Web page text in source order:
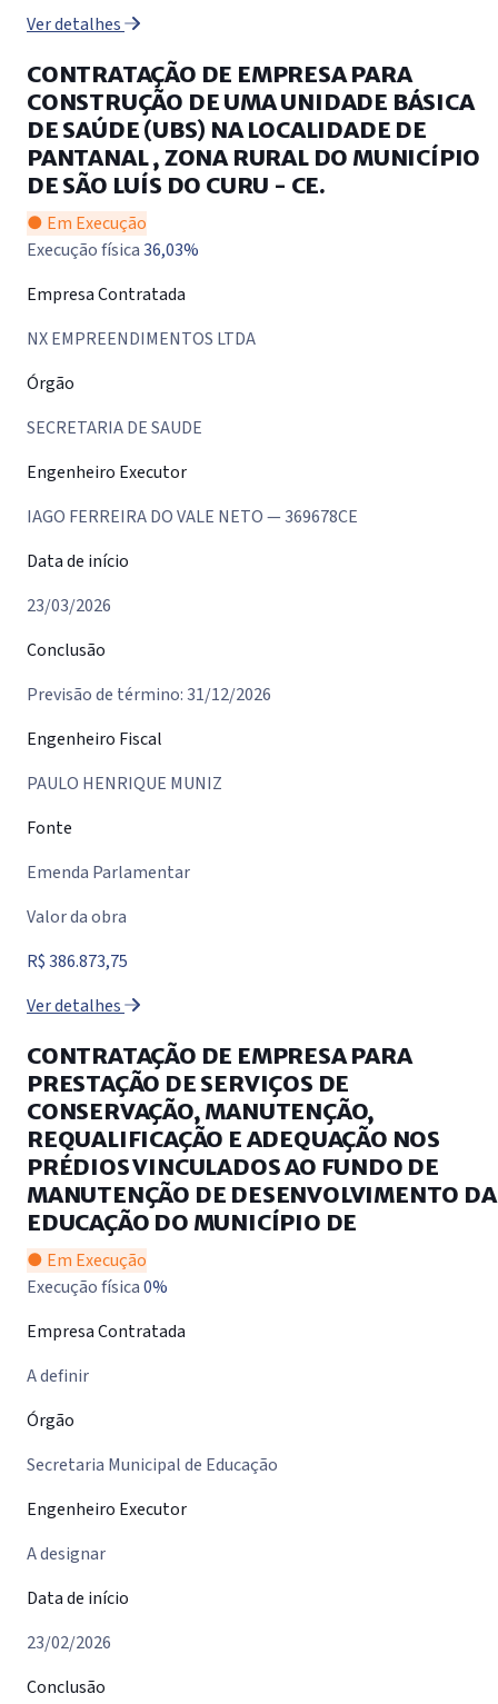
Ver detalhes
CONTRATAÇÃO DE EMPRESA PARA
CONSTRUÇÃO DE UMA UNIDADE BÁSICA
DE SAÚDE (UBS) NA LOCALIDADE DE
PANTANAL , ZONA RURAL DO MUNICÍPIO
DE SÃO LUÍS DO CURU - CE.
● Em Execução
Execução física36,03%
Empresa Contratada
NX EMPREENDIMENTOS LTDA
Órgão
SECRETARIA DE SAUDE
Engenheiro Executor
IAGO FERREIRA DO VALE NETO — 369678CE
Data de início
23/03/2026
Conclusão
Previsão de término: 31/12/2026
Engenheiro Fiscal
PAULO HENRIQUE MUNIZ
Fonte
Emenda Parlamentar
Valor da obra
R$ 386.873,75
Ver detalhes
CONTRATAÇÃO DE EMPRESA PARA
PRESTAÇÃO DE SERVIÇOS DE
CONSERVAÇÃO, MANUTENÇÃO,
REQUALIFICAÇÃO E ADEQUAÇÃO NOS
PRÉDIOS VINCULADOS AO FUNDO DE
MANUTENÇÃO DE DESENVOLVIMENTO DA
EDUCAÇÃO DO MUNICÍPIO DE
● Em Execução
Execução física0%
Empresa Contratada
A definir
Órgão
Secretaria Municipal de Educação
Engenheiro Executor
A designar
Data de início
23/02/2026
Conclusão